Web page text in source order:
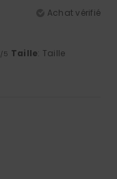
Achat vérifié
/5 Taille: Taille